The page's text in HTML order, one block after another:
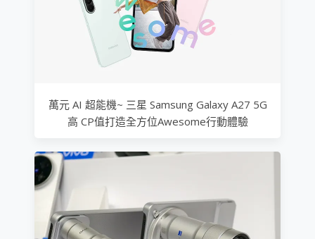
萬元 AI 超能機~ 三星 Samsung Galaxy A27 5G
高 CP值打造全方位Awesome行動體驗